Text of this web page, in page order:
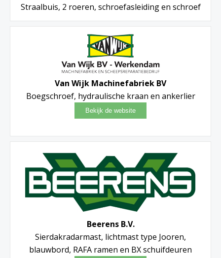
Straalbuis, 2 roeren, schroefasleiding en schroef
Van Wijk Machinefabriek BV
Boegschroef, hydraulische kraan en ankerlier
Beerens B.V.
Sierdakradarmast, lichtmast type Jooren,
blauwbord, RAFA ramen en BX schuifdeuren